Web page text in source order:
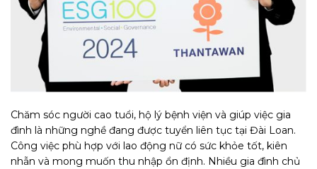
Chăm sóc người cao tuổi, hộ lý bệnh viện và giúp việc gia
đình là những nghề đang được tuyển liên tục tại Đài Loan.
Công việc phù hợp với lao động nữ có sức khỏe tốt, kiên
nhẫn và mong muốn thu nhập ổn định. Nhiều gia đình chủ